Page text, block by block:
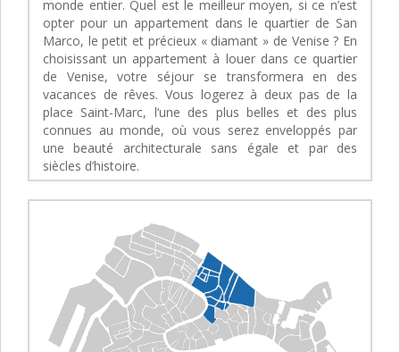
monde entier. Quel est le meilleur moyen, si ce n’est
opter pour un appartement dans le quartier de San
Marco, le petit et précieux « diamant » de Venise ? En
choisissant un appartement à louer dans ce quartier
de Venise, votre séjour se transformera en des
vacances de rêves. Vous logerez à deux pas de la
place Saint-Marc, l’une des plus belles et des plus
connues au monde, où vous serez enveloppés par
une beauté architecturale sans égale et par des
siècles d’histoire.